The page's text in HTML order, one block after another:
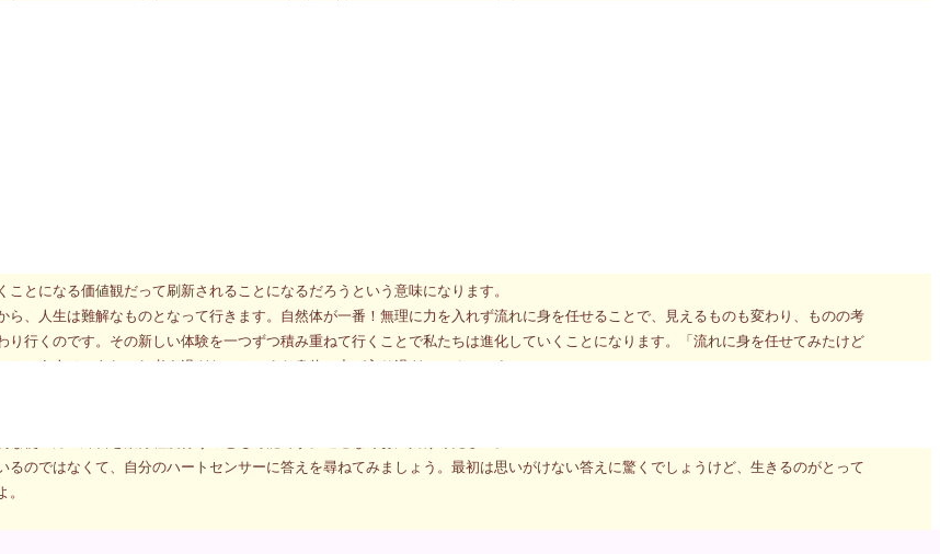
ことになる価値観だって刷新されることになるだろうという意味になります。
ら、人生は難解なものとなって行きます。自然体が一番！無理に力を入れず流れに身を任せることで、見えるものも変わり、ものの考
り行くのです。その新しい体験を一つずつ積み重ねて行くことで私たちは進化していくことになります。「流れに身を任せてみたけど
という人は、あれこれ考え過ぎなのと、まだ身体に力が入り過ぎているのです。
るのではなくて、自分のハートセンサーに答えを尋ねてみましょう。最初は思いがけない答えに驚くでしょうけど、生きるのがとって
。